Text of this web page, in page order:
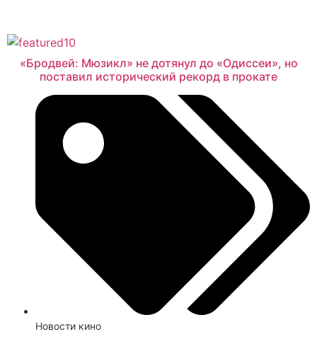
«Бродвей: Мюзикл» не дотянул до «Одиссеи», но
поставил исторический рекорд в прокате
Новости кино